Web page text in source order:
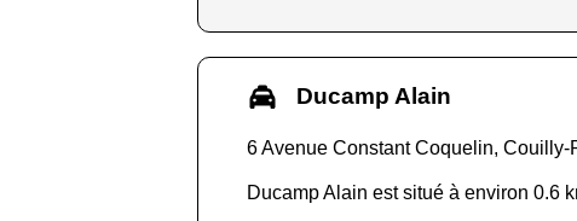
Ducamp Alain
6 Avenue Constant Coquelin, Couilly-
Ducamp Alain est situé à environ 0.6